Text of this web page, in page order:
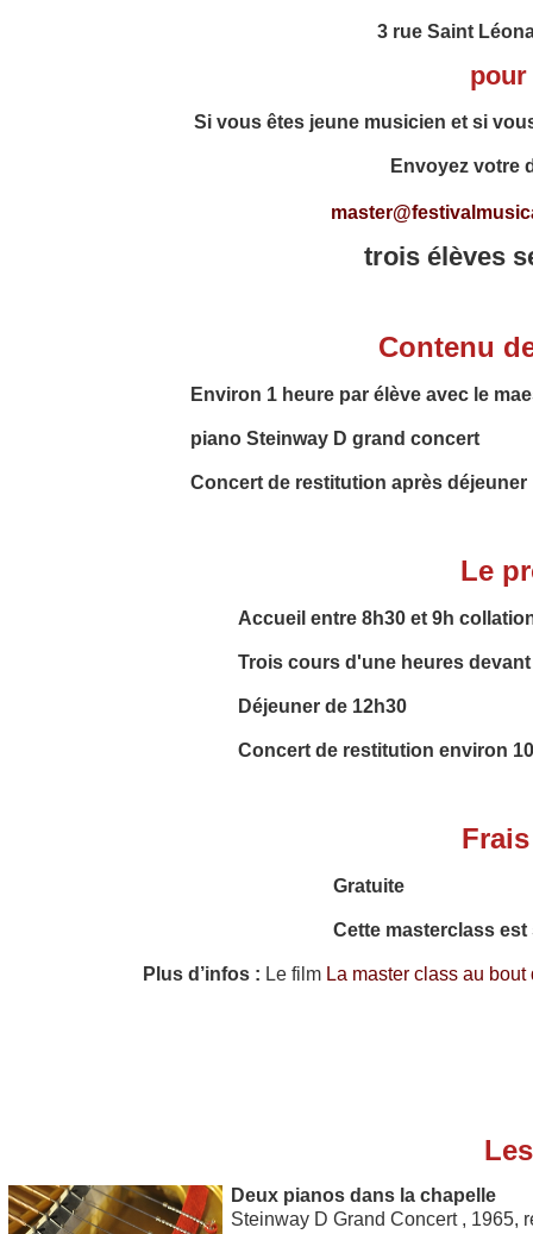
3 rue Saint
Si vous êtes jeune musicien et si
Envoyezvotre
trois élèves
Contenu
Environ 1 heure par élève avec le
piano Steinway D grand concert
Concert de restitution après déjeuner
Le
Accueil entre 8h30 et 9h
Trois cours d'une heures
Déjeuner de 12h30
Concert de restitution environ
Gratuite
Cette masterclass
Plus d’infos : Le film La master class au bout
Deux pianos dans la chapelle
Steinway D Grand Concert , 1965,